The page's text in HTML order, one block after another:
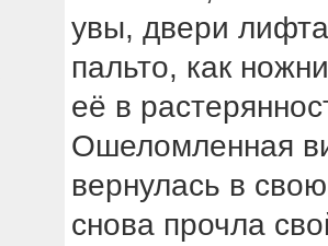
увы, двери
пальто, как
её в
Ошеломленная
вернулась в
снова прочла